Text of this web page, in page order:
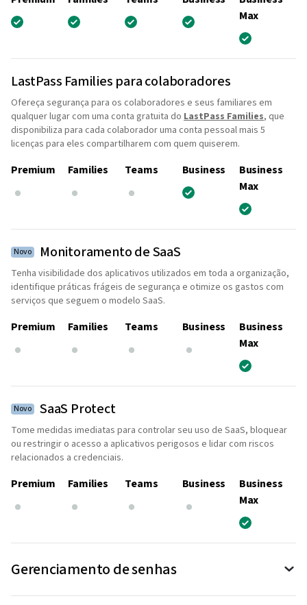
Max
LastPass Families para colaboradores
Ofereça segurança para os colaboradores e seus familiares em
qualquer lugar com uma conta gratuita do LastPass Families, que
disponibiliza para cada colaborador uma conta pessoal mais 5
licenças para eles compartilharem com quem quiserem.
Premium Families Teams Business
Business
Max
Novo Monitoramento de SaaS
Tenha visibilidade dos aplicativos utilizados em toda a organização,
identifique práticas frágeis de segurança e otimize os gastos com
serviços que seguem o modelo SaaS.
Premium Families Teams Business
Business
Max
Novo SaaS Protect
Tome medidas imediatas para controlar seu uso de SaaS, bloquear
ou restringir o acesso a aplicativos perigosos e lidar com riscos
relacionados a credenciais.
Premium Families Teams Business
Business
Max
Gerenciamento de senhas